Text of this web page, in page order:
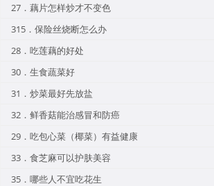
27．藕片怎样炒才不变色
315．保险丝烧断怎么办
28．吃莲藕的好处
30．生食蔬菜好
31．炒菜最好先放盐
32．鲜香菇能治感冒和防癌
29．吃包心菜（椰菜）有益健康
33．食芝麻可以护肤美容
35．哪些人不宜吃花生